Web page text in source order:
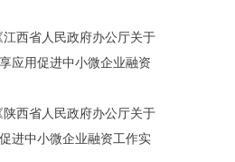
江西省人民政府办公厅关于
应用促进中小微企业融资
陕西省人民政府办公厅关于
进中小微企业融资工作实